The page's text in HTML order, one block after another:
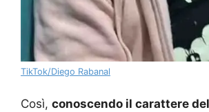
TikTok/Diego Rabanal
Così, conoscendo il carattere